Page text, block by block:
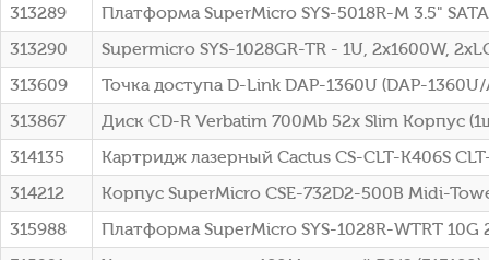
313289
Платформа SuperMicro SYS-5018R-M 3.5" SATA
313290
Supermicro SYS-1028GR-TR - 1U, 2x1600W,
313609
Точка доступа D-Link DAP-1360U (DAP-
313867
Диск CD-R Verbatim 700Mb 52x Slim Корпус
314135
Картридж лазерный Cactus CS-CLT-K406S
314212
Корпус SuperMicro CSE-732D2-500B Midi-
315988
Платформа SuperMicro SYS-1028R-WTRT 10G